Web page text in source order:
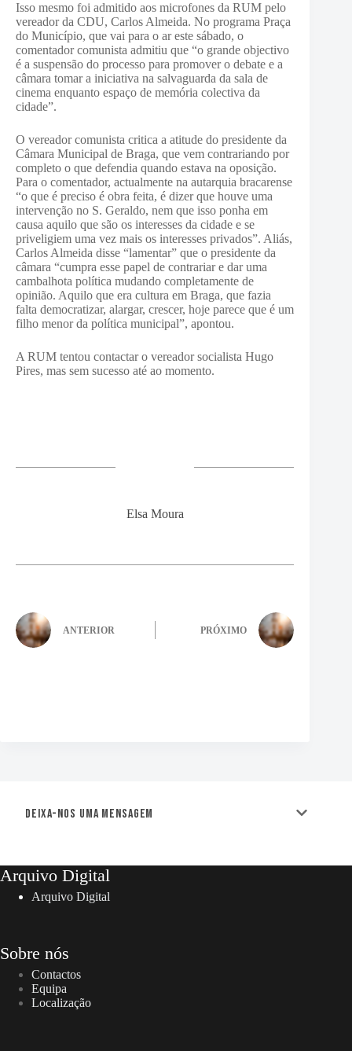
Isso mesmo foi admitido aos microfones da RUM pelo
vereador da CDU, Carlos Almeida. No programa Praça
do Município, que vai para o ar este sábado, o
comentador comunista admitiu que “o grande objectivo
é a suspensão do processo para promover o debate e a
câmara tomar a iniciativa na salvaguarda da sala de
cinema enquanto espaço de memória colectiva da
cidade”.
O vereador comunista critica a atitude do presidente da
Câmara Municipal de Braga, que vem contrariando por
completo o que defendia quando estava na oposição.
Para o comentador, actualmente na autarquia bracarense
“o que é preciso é obra feita, é dizer que houve uma
intervenção no S. Geraldo, nem que isso ponha em
causa aquilo que são os interesses da cidade e se
priveligiem uma vez mais os interesses privados”. Aliás,
Carlos Almeida disse “lamentar” que o presidente da
câmara “cumpra esse papel de contrariar e dar uma
cambalhota política mudando completamente de
opinião. Aquilo que era cultura em Braga, que fazia
falta democratizar, alargar, crescer, hoje parece que é um
filho menor da política municipal”, apontou.
A RUM tentou contactar o vereador socialista Hugo
Pires, mas sem sucesso até ao momento.
Elsa Moura
ANTERIOR PRÓXIMO
Deixa-nos uma mensagem
Arquivo Digital
Arquivo Digital
Sobre nós
Contactos
Equipa
Localização